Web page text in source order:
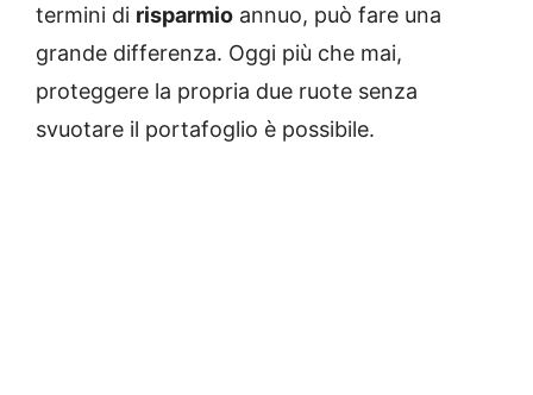
termini di risparmio annuo, può fare una
grande differenza. Oggi più che mai,
proteggere la propria due ruote senza
svuotare il portafoglio è possibile.